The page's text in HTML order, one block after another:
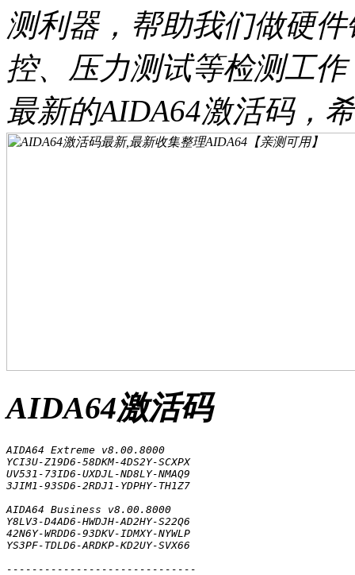
测利器，帮助我们做硬
控、压力测试等检测工
最新的AIDA64激活码，
AIDA64激活码
AIDA64 Extreme v8.00.8000
YCI3U-Z19D6-58DKM-4DS2Y-SCXPX
UV531-73ID6-UXDJL-ND8LY-NMAQ9
3JIM1-93SD6-2RDJ1-YDPHY-TH1Z7
AIDA64 Business v8.00.8000
Y8LV3-D4AD6-HWDJH-AD2HY-S22Q6
42N6Y-WRDD6-93DKV-IDMXY-NYWLP
YS3PF-TDLD6-ARDKP-KD2UY-SVX66
------------------------------